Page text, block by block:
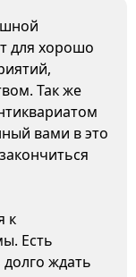
для хорошо
Так же
вами в это
к
Есть
ждать